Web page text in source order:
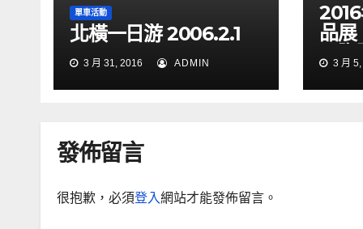
單車活動
北橫一日游 2006.2.1
3 月 31, 2016 ADMIN
品
國際
3 月
發佈留言
很抱歉，必須登入網站才能發佈留言。